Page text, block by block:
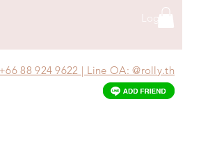
Log In
+66 88 924 9622 | Line OA: @rolly.th